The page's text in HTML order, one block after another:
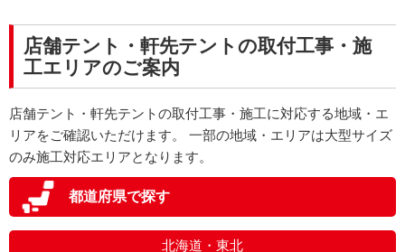
店舗テント・軒先テントの取付工事・施
工エリアのご案内
店舗テント・軒先テントの取付工事・施工に対応する地域・エ
リアをご確認いただけます。 一部の地域・エリアは大型サイズ
のみ施工対応エリアとなります。
都道府県で探す
北海道・東北